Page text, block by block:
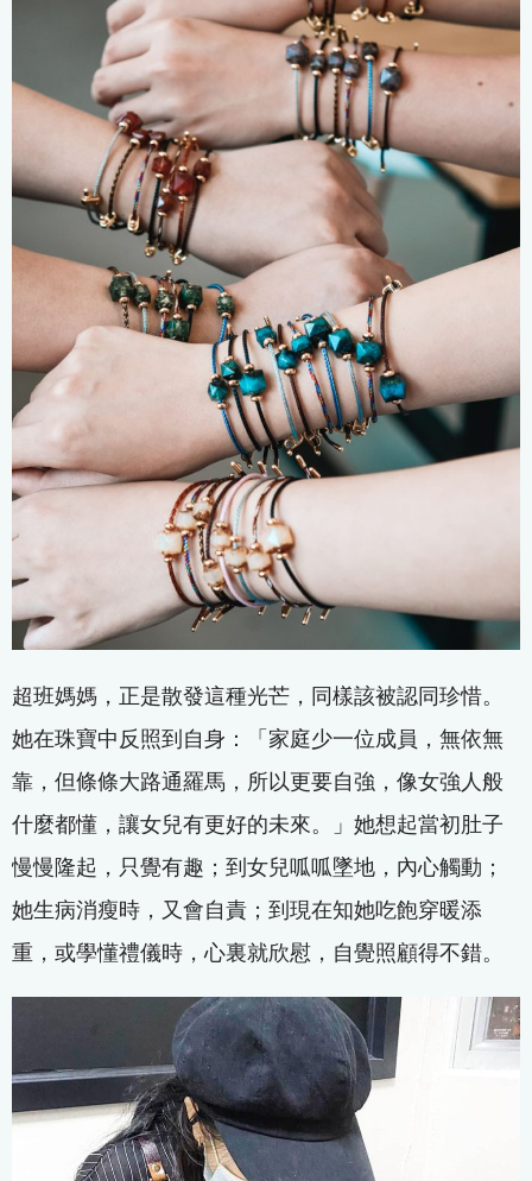
超班媽媽，正是散發這種光芒，同樣該被認同珍惜。
她在珠寶中反照到自身：「家庭少一位成員，無依無
靠，但條條大路通羅馬，所以更要自強，像女強人般
什麼都懂，讓女兒有更好的未來。」她想起當初肚子
慢慢隆起，只覺有趣；到女兒呱呱墜地，內心觸動；
她生病消瘦時，又會自責；到現在知她吃飽穿暖添
重，或學懂禮儀時，心裏就欣慰，自覺照顧得不錯。